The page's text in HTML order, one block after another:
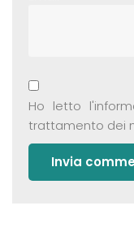
Ho letto
trattamento dei